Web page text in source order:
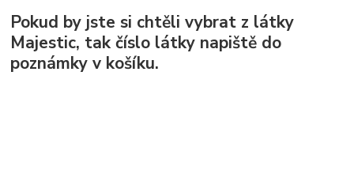
Pokud by jste si chtěli vybrat z látky
Majestic, tak číslo látky napiště do
poznámky v košíku.